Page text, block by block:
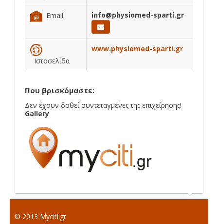
Email info@physiomed-sparti.gr
Ιστοσελίδα
www.physiomed-sparti.gr
Που βρισκόμαστε:
Δεν έχουν δοθεί συντεταγμένες της επιχείρησης!
Gallery
© 2013 Myciti.gr